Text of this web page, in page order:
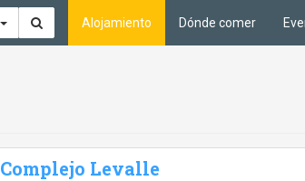
Alojamiento Dónde comer
Complejo Levalle